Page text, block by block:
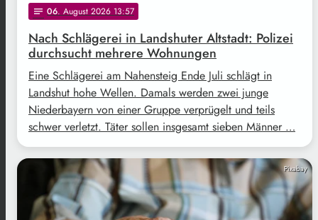
notes 06. August 2026 13:57
Nach Schlägerei in Landshuter Altstadt: Polizei
durchsucht mehrere Wohnungen
Eine Schlägerei am Nahensteig Ende Juli schlägt in
Landshut hohe Wellen. Damals werden zwei junge
Niederbayern von einer Gruppe verprügelt und teils
schwer verletzt. Täter sollen insgesamt sieben Männer …
Pixabay